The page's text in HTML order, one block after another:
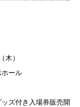
木）
ール
ズ付き入場券販売開